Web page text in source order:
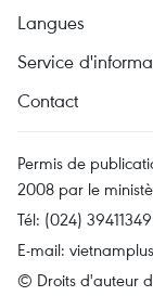
Langues
Service
Contact
Permis de
2008 par le
Tél: (024)
E-mail:
© Droits d'auteur